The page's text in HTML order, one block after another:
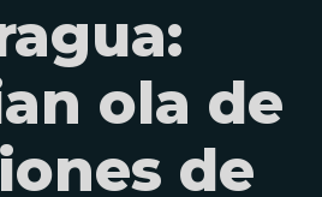
ola de
de